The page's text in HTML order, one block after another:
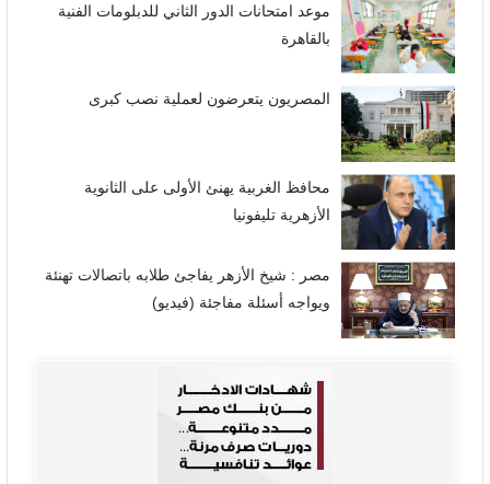
موعد امتحانات الدور الثاني للدبلومات الفنية
بالقاهرة
المصريون يتعرضون لعملية نصب كبرى
محافظ الغربية يهنئ الأولى على الثانوية
الأزهرية تليفونيا
مصر : شيخ الأزهر يفاجئ طلابه باتصالات تهنئة
ويواجه أسئلة مفاجئة (فيديو)